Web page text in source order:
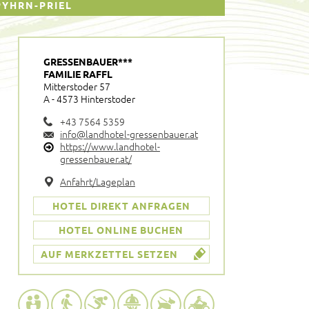
PRIEL
GRESSENBAUER***
FAMILIE RAFFL
Mitterstoder 57
A - 4573 Hinterstoder
+43 7564 5359
info@landhotel-gressenbauer.at
https://www.landhotel-
gressenbauer.at/
Anfahrt/Lageplan
HOTEL DIREKT ANFRAGEN
HOTEL ONLINE BUCHEN
AUF MERKZETTEL SETZEN